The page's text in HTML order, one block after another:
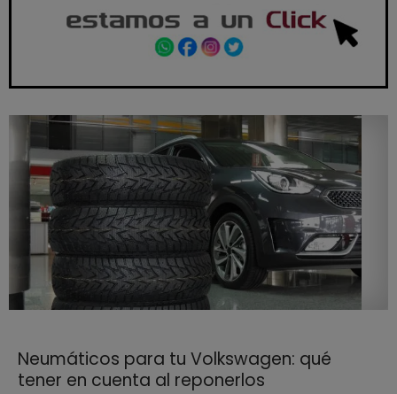
Neumáticos para tu Volkswagen: qué
tener en cuenta al reponerlos